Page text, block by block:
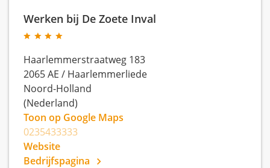
Werken bij De Zoete Inval
Haarlemmerstraatweg 183
2065 AE / Haarlemmerliede
Noord-Holland
(Nederland)
Toon op Google Maps
0235433333
Website
Bedrijfspagina